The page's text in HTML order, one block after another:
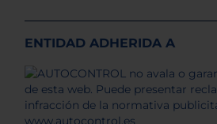
ENTIDAD ADHERIDA A